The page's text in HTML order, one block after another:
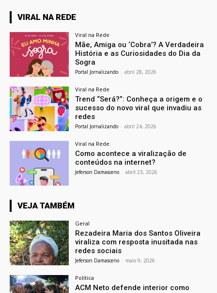
VIRAL NA REDE
Viral na Rede
Mãe, Amiga ou ‘Cobra’? A Verdadeira
História e as Curiosidades do Dia da
Sogra
Portal Jornalizando - abril 28, 2026
Viral na Rede
Trend “Será?”: Conheça a origem e o
sucesso do novo viral que invadiu as
redes
Portal Jornalizando - abril 24, 2026
Viral na Rede
Como acontece a viralização de
conteúdos na internet?
Jeferson Damasceno - abril 23, 2026
VEJA TAMBÉM
Geral
Rezadeira Maria dos Santos Oliveira
viraliza com resposta inusitada nas
redes sociais
Jeferson Damasceno - maio 9, 2026
Política
ACM Neto defende interior como